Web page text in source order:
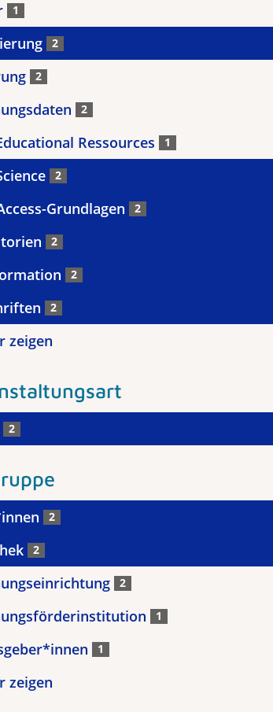
1
2
2
2
Ressources 1
2
Grundlagen 2
2
2
2
zeigen
2
2
2
2
1
1
zeigen